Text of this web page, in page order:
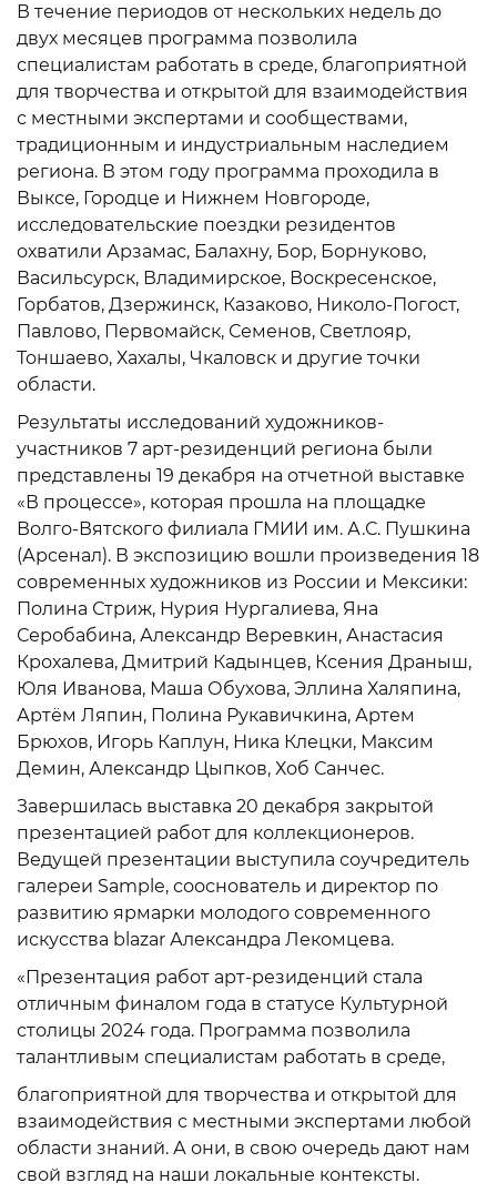
В течение периодов от нескольких недель до
двух месяцев программа позволила
специалистам работать в среде, благоприятной
для творчества и открытой для взаимодействия
с местными экспертами и сообществами,
традиционным и индустриальным наследием
региона. В этом году программа проходила в
Выксе, Городце и Нижнем Новгороде,
исследовательские поездки резидентов
охватили Арзамас, Балахну, Бор, Борнуково,
Васильсурск, Владимирское, Воскресенское,
Горбатов, Дзержинск, Казаково, Николо-Погост,
Павлово, Первомайск, Семенов, Светлояр,
Тоншаево, Хахалы, Чкаловск и другие точки
области.
Результаты исследований художников-
участников 7 арт-резиденций региона были
представлены 19 декабря на отчетной выставке
«В процессе», которая прошла на площадке
Волго-Вятского филиала ГМИИ им. А.С. Пушкина
(Арсенал). В экспозицию вошли произведения 18
современных художников из России и Мексики:
Полина Стриж, Нурия Нургалиева, Яна
Серобабина, Александр Веревкин, Анастасия
Крохалева, Дмитрий Кадынцев, Ксения Драныш,
Юля Иванова, Маша Обухова, Эллина Халяпина,
Артём Ляпин, Полина Рукавичкина, Артем
Брюхов, Игорь Каплун, Ника Клецки, Максим
Демин, Александр Цыпков, Хоб Санчес.
Завершилась выставка 20 декабря закрытой
презентацией работ для коллекционеров.
Ведущей презентации выступила соучредитель
галереи Sample, сооснователь и директор по
развитию ярмарки молодого современного
искусства blazar Александра Лекомцева.
«Презентация работ арт-резиденций стала
отличным финалом года в статусе Культурной
столицы 2024 года. Программа позволила
талантливым специалистам работать в среде,
благоприятной для творчества и открытой для
взаимодействия с местными экспертами любой
области знаний. А они, в свою очередь дают нам
свой взгляд на наши локальные контексты.